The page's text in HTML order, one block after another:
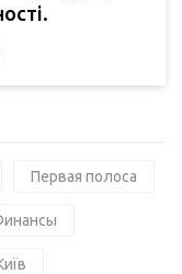
Первая полоса